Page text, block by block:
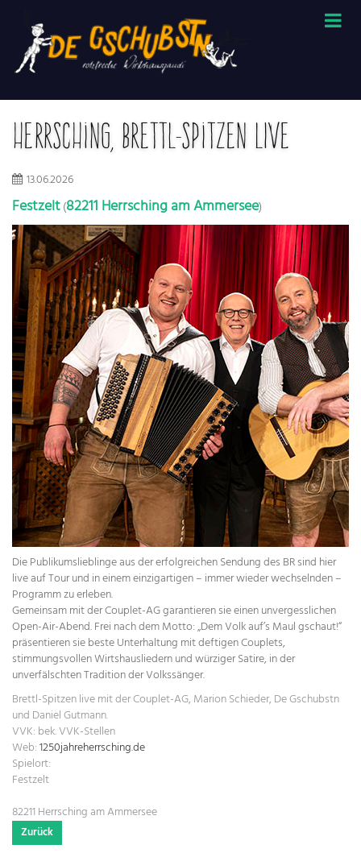
Herrsching, Brettl-Spitzen LIVE
13.06.2026
Festzelt(82211 Herrsching am Ammersee)
Die Publikumslieblinge aus der erfolgreichen Sendung des BR sind hier
live auf Tour und in einem einzigartigen – immer wieder wechselnden –
Programm zu erleben.
Gemeinsam mit der Couplet-AG garantieren sie einen unvergesslichen
Open-Air-Abend. Frei nach dem Motto: „Dem Volk auf’s Maul gschaut!“
präsentieren sie beste Unterhaltung mit deftigen Couplets,
stimmungsvollen Wirtshausliedern und würziger Satire, in der
unverfälschten Tradition der Volkssänger.
Brettl-Spitzen live mit der Couplet-AG, Marion Schieder, De Gschubstn
und Daniel Gutmann.
VVK: bek. VVK-Stellen
Web:1250jahreherrsching.de
Spielort:
Festzelt
82211 Herrsching am Ammersee
Zurück